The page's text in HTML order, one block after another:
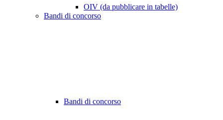
OIV (da pubblicare in tabelle)
Bandi di concorso
Bandi di concorso